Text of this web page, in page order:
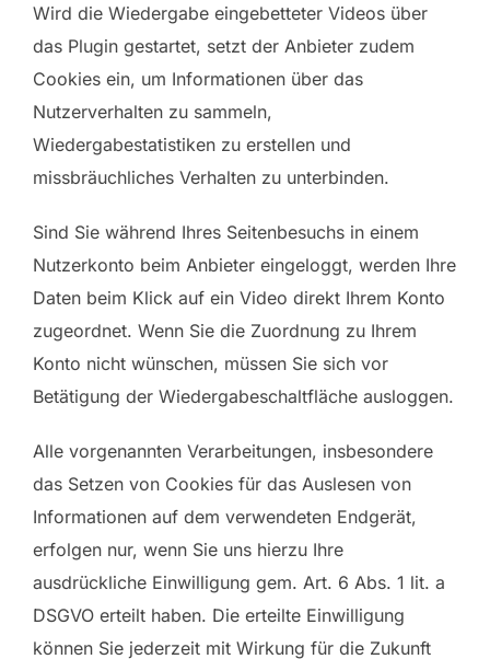
Wird die Wiedergabe eingebetteter Videos über
das Plugin gestartet, setzt der Anbieter zudem
Cookies ein, um Informationen über das
Nutzerverhalten zu sammeln,
Wiedergabestatistiken zu erstellen und
missbräuchliches Verhalten zu unterbinden.
Sind Sie während Ihres Seitenbesuchs in einem
Nutzerkonto beim Anbieter eingeloggt, werden Ihre
Daten beim Klick auf ein Video direkt Ihrem Konto
zugeordnet. Wenn Sie die Zuordnung zu Ihrem
Konto nicht wünschen, müssen Sie sich vor
Betätigung der Wiedergabeschaltfläche ausloggen.
Alle vorgenannten Verarbeitungen, insbesondere
das Setzen von Cookies für das Auslesen von
Informationen auf dem verwendeten Endgerät,
erfolgen nur, wenn Sie uns hierzu Ihre
ausdrückliche Einwilligung gem. Art. 6 Abs. 1 lit. a
DSGVO erteilt haben. Die erteilte Einwilligung
können Sie jederzeit mit Wirkung für die Zukunft